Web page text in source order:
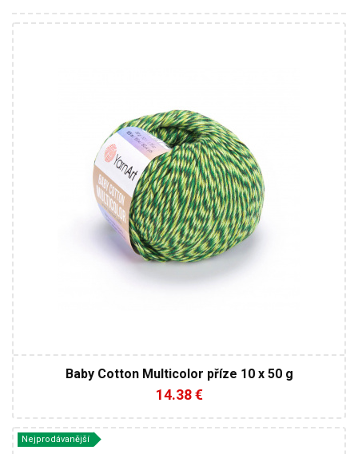
10
Baby Cotton Multicolor příze 10 x 50 g
14.38 €
Nejprodávanější